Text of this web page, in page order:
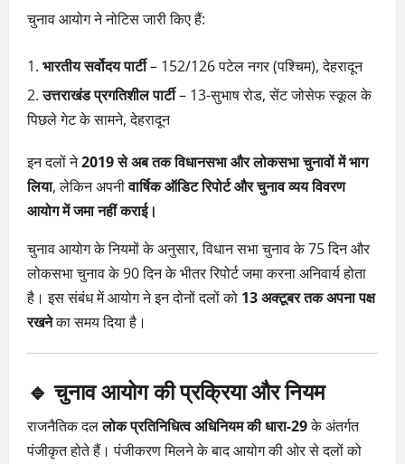
चुनाव आयोग ने नोटिस जारी किए हैं:
भारतीय सर्वोदय पार्टी– 152/126 पटेल नगर (पश्चिम), देहरादून
उत्तराखंड प्रगतिशील पार्टी– 13-सुभाष रोड, सेंट जोसेफ स्कूल के
पिछले गेट के सामने, देहरादून
इन दलों ने2019 से अब तक विधानसभा और लोकसभा चुनावों में भाग
लिया, लेकिन अपनीवार्षिक ऑडिट रिपोर्ट और चुनाव व्यय विवरण
आयोग में जमा नहीं कराई।
चुनाव आयोग के नियमों के अनुसार, विधान सभा चुनाव के 75 दिन और
लोकसभा चुनाव के 90 दिन के भीतर रिपोर्ट जमा करना अनिवार्य होता
है। इस संबंध में आयोग ने इन दोनों दलों को 13 अक्टूबर तक अपना पक्ष
रखनेका समय दिया है।
🔹 चुनाव आयोग की प्रक्रिया और नियम
राजनैतिक दललोक प्रतिनिधित्व अधिनियम की धारा-29के अंतर्गत
पंजीकृत होते हैं। पंजीकरण मिलने के बाद आयोग की ओर से दलों को